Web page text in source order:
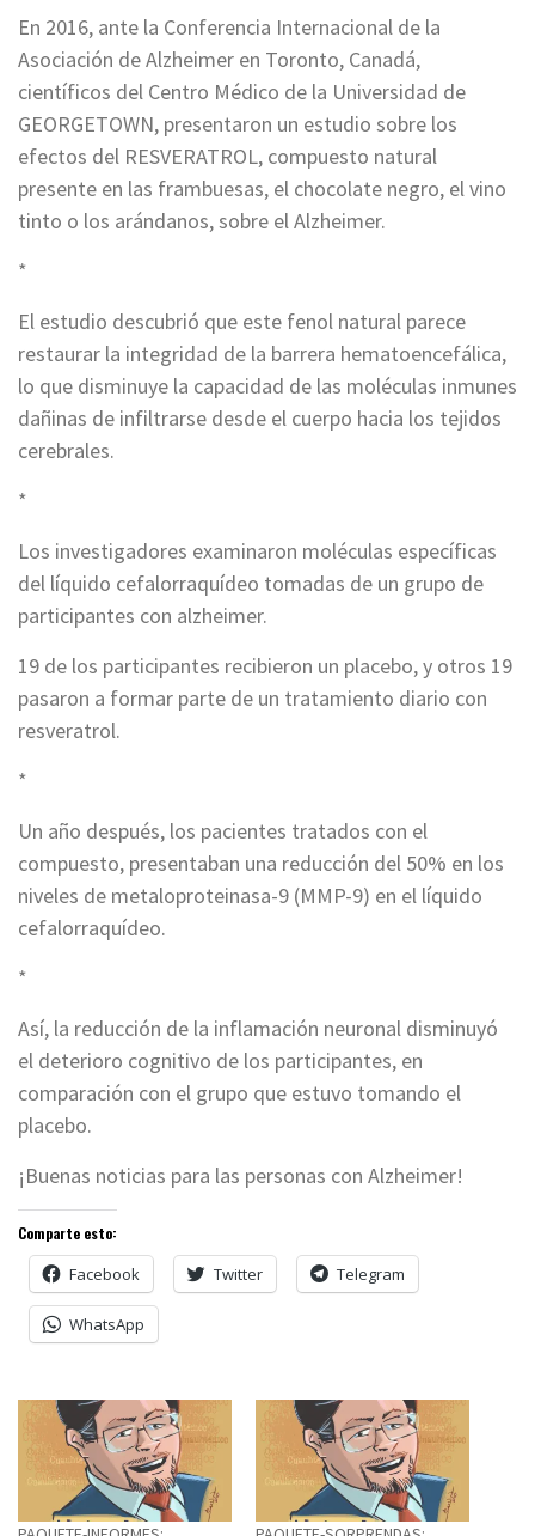
En 2016, ante la Conferencia Internacional de la
Asociación de Alzheimer en Toronto, Canadá,
científicos del Centro Médico de la Universidad de
GEORGETOWN, presentaron un estudio sobre los
efectos del RESVERATROL, compuesto natural
presente en las frambuesas, el chocolate negro, el vino
tinto o los arándanos, sobre el Alzheimer.
*
El estudio descubrió que este fenol natural parece
restaurar la integridad de la barrera hematoencefálica,
lo que disminuye la capacidad de las moléculas inmunes
dañinas de infiltrarse desde el cuerpo hacia los tejidos
cerebrales.
*
Los investigadores examinaron moléculas específicas
del líquido cefalorraquídeo tomadas de un grupo de
participantes con alzheimer.
19 de los participantes recibieron un placebo, y otros 19
pasaron a formar parte de un tratamiento diario con
resveratrol.
*
Un año después, los pacientes tratados con el
compuesto, presentaban una reducción del 50% en los
niveles de metaloproteinasa-9 (MMP-9) en el líquido
cefalorraquídeo.
*
Así, la reducción de la inflamación neuronal disminuyó
el deterioro cognitivo de los participantes, en
comparación con el grupo que estuvo tomando el
placebo.
¡Buenas noticias para las personas con Alzheimer!
Comparte esto:
Facebook Twitter Telegram
WhatsApp